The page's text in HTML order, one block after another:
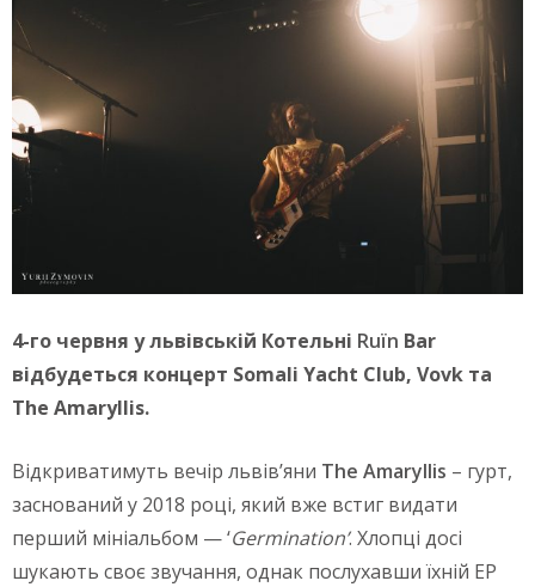
4-го червня у львівській Котельні Ruїn Bar
відбудеться концерт Somali Yacht Club, Vovk та
The Amaryllis.
Відкриватимуть вечір львів’яни The Amaryllis – гурт,
заснований у 2018 році, який вже встиг видати
перший мініальбом — ‘Germination’. Хлопці досі
шукають своє звучання, однак послухавши їхній EP